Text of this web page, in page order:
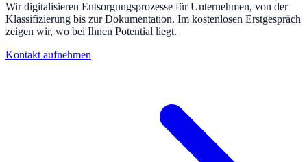
Wir digitalisieren Entsorgungsprozesse für Unternehmen, von der
Klassifizierung bis zur Dokumentation. Im kostenlosen Erstgespräch
zeigen wir, wo bei Ihnen Potential liegt.
Kontakt aufnehmen